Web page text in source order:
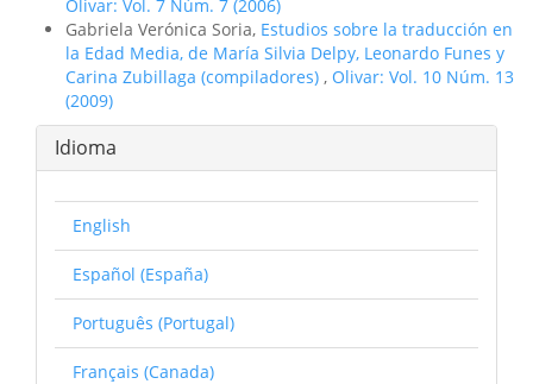
Olivar: Vol. 7 Núm. 7 (2006)
Gabriela Verónica Soria, Estudios sobre la traducción en
la Edad Media, de Marí­a Silvia Delpy, Leonardo Funes y
Carina Zubillaga (compiladores) , Olivar: Vol. 10 Núm. 13
(2009)
Idioma
English
Español (España)
Português (Portugal)
Français (Canada)